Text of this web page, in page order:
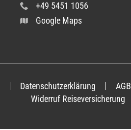
+49 5451 1056
Google Maps
Datenschutzerklärung AGB
Widerruf Reiseversicherung